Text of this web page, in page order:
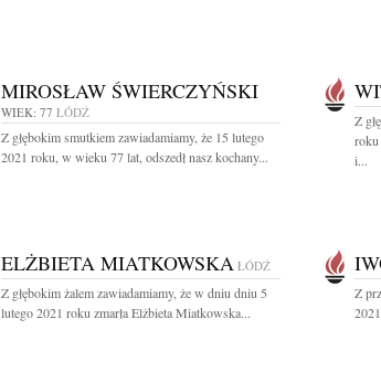
MIROSŁAW ŚWIERCZYŃSKI
WIEK: 77 ŁÓDŹ
Z głębokim smutkiem zawiadamiamy, że 15 lutego
2021 roku, w wieku 77 lat, odszedł nasz kochany...
Z
roku
i...
ELŻBIETA MIATKOWSKA ŁÓDŹ
Z głębokim żalem zawiadamiamy, że w dniu dniu 5
lutego 2021 roku zmarła Elżbieta Miatkowska...
Z